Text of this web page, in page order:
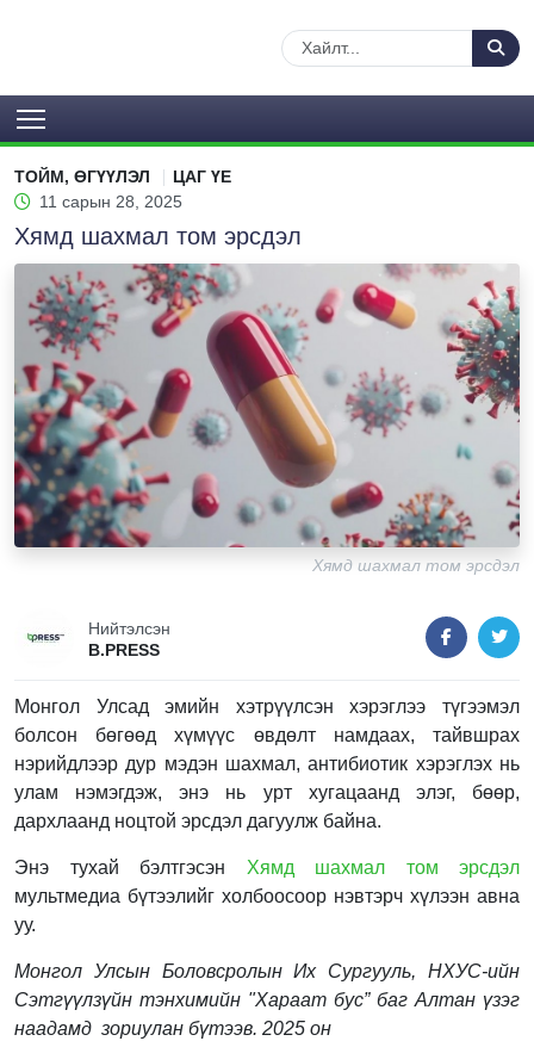
ТОЙМ, ӨГҮҮЛЭЛ
ЦАГ ҮЕ
11 сарын 28, 2025
Хямд шахмал том эрсдэл
Хямд шахмал том эрсдэл
Нийтэлсэн
B.PRESS
Монгол Улсад эмийн хэтрүүлсэн хэрэглээ түгээмэл
болсон бөгөөд хүмүүс өвдөлт намдаах, тайвшрах
нэрийдлээр дур мэдэн шахмал, антибиотик хэрэглэх нь
улам нэмэгдэж, энэ нь урт хугацаанд элэг, бөөр,
дархлаанд ноцтой эрсдэл дагуулж байна.
Энэ тухай бэлтгэсэн Хямд шахмал том эрсдэл
мультмедиа бүтээлийг холбоосоор нэвтэрч хүлээн авна
уу.
Монгол Улсын Боловсролын Их Сургууль, НХУС-ийн
Сэтгүүлзүйн тэнхимийн "Хараат бус” баг Алтан үзэг
наадамд зориулан бүтээв. 2025 он